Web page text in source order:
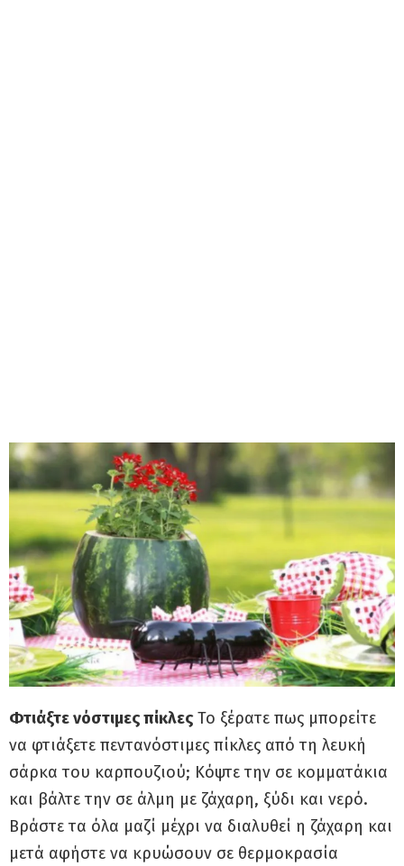
Φτιάξτε νόστιμες πίκλεςΤο ξέρατε πως μπορείτε
να φτιάξετε πεντανόστιμες πίκλες από τη λευκή
σάρκα του καρπουζιού; Κόψτε την σε κομματάκια
και βάλτε την σε άλμη με ζάχαρη, ξύδι και νερό.
Βράστε τα όλα μαζί μέχρι να διαλυθεί η ζάχαρη και
μετά αφήστε να κρυώσουν σε θερμοκρασία